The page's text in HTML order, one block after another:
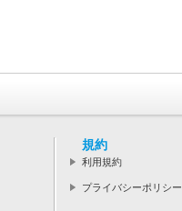
規約
利用規約
プライバシーポリシー